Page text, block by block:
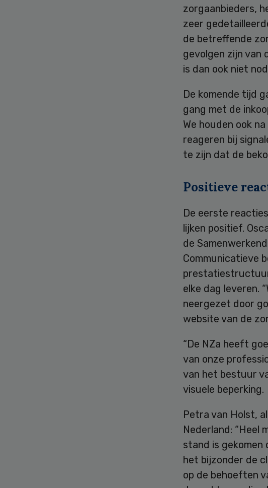
zorgaanbieders,
zeer
de betreffende
gevolgen zijn van
is dan ook niet
De komende tijd
gang met de
We houden ook
reageren bij
te zijn dat de
Positieve
De eerste
lijken positief.
de
Communicatieve
elke dag leveren.
neergezet door
website van de
“De NZa heeft
van onze
van het bestuur
visuele beperking.
Petra van Holst,
Nederland: “Heel
stand is gekomen
het bijzonder de
op de behoeften